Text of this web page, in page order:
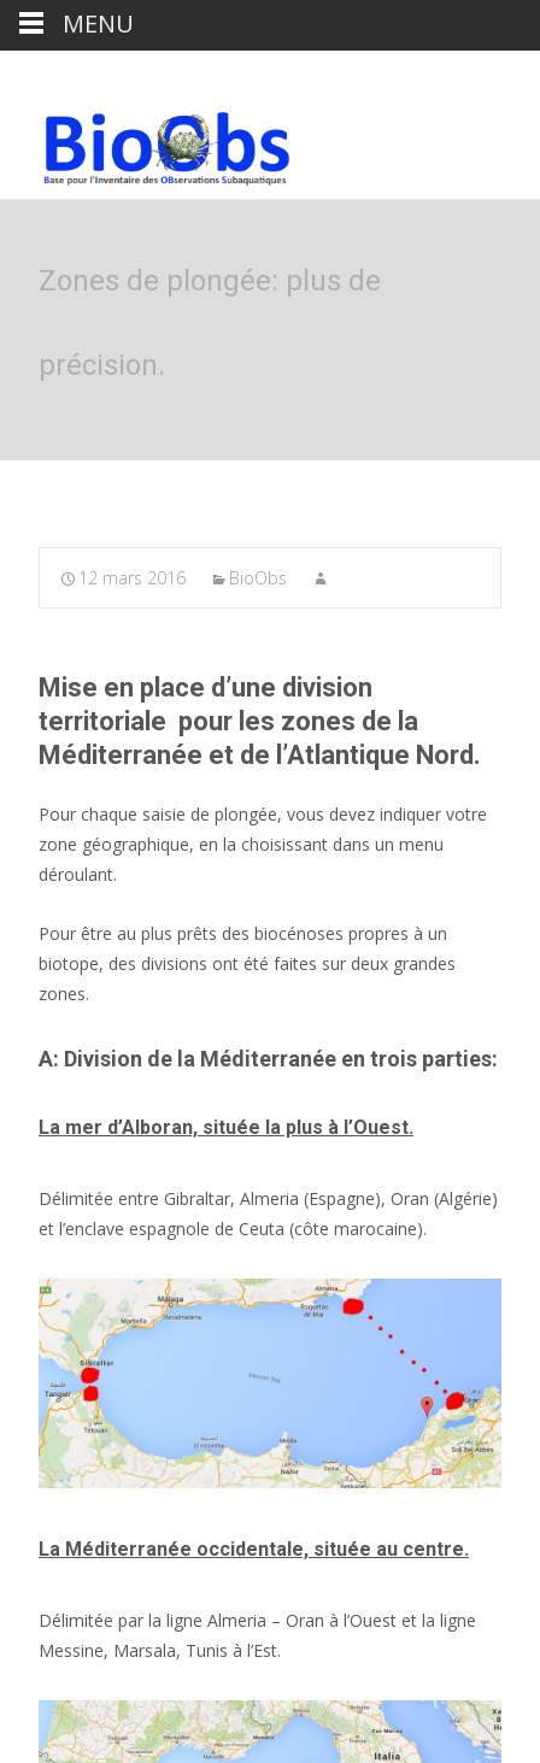
Zones de plongée: plus de
précision.
12 mars 2016 BioObs
Mise en place d’une division
territoriale pour les zones de la
Méditerranée et de l’Atlantique Nord.
Pour chaque saisie de plongée, vous devez indiquer votre
zone géographique, en la choisissant dans un menu
déroulant.
Pour être au plus prêts des biocénoses propres à un
biotope, des divisions ont été faites sur deux grandes
zones.
A: Division de la Méditerranée en trois parties:
La mer d’Alboran, située la plus à l’Ouest.
Délimitée entre Gibraltar, Almeria (Espagne), Oran (Algérie)
et l’enclave espagnole de Ceuta (côte marocaine).
La Méditerranée occidentale, située au centre.
Délimitée par la ligne Almeria – Oran à l’Ouest et la ligne
Messine, Marsala, Tunis à l’Est.
MENU